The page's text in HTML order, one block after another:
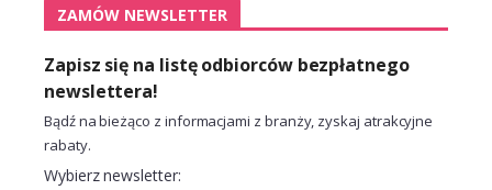
ZAMÓW NEWSLETTER
Zapisz się na listę odbiorców bezpłatnego
newslettera!
Bądź na bieżąco z informacjami z branży, zyskaj atrakcyjne
rabaty.
Wybierz newsletter: